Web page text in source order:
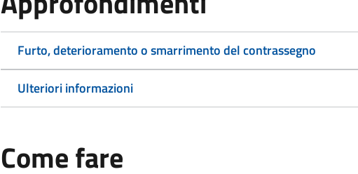
Furto, deterioramento o smarrimento del contrassegno
Ulteriori informazioni
Come fare